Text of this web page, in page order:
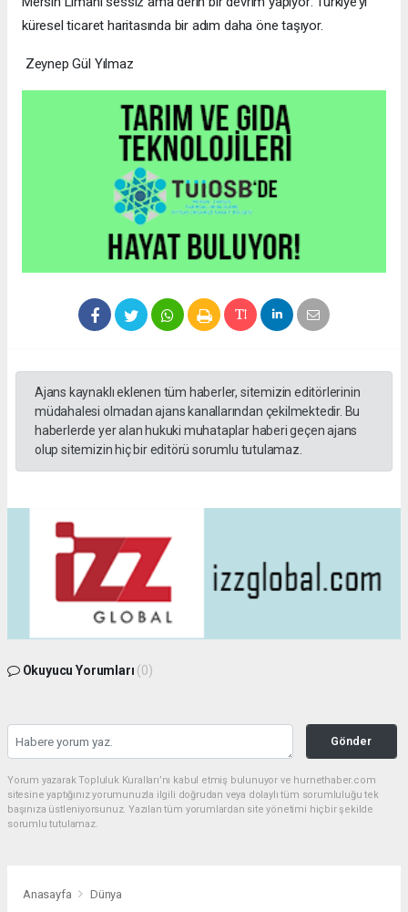
küresel ticaret haritasında bir adım daha öne taşıyor.
Zeynep Gül Yılmaz
Ajans kaynaklı eklenen tüm haberler, sitemizin editörlerinin
müdahalesi olmadan ajans kanallarından çekilmektedir. Bu
haberlerde yer alan hukuki muhataplar haberi geçen ajans
olup sitemizin hiç bir editörü sorumlu tutulamaz.
Okuyucu Yorumları (0)
Gönder
Yorum yazarak Topluluk Kuralları’nı kabul etmiş bulunuyor ve hurnethaber.com
sitesine yaptığınız yorumunuzla ilgili doğrudan veya dolaylı tüm sorumluluğu tek
başınıza üstleniyorsunuz. Yazılan tüm yorumlardan site yönetimi hiçbir şekilde
sorumlu tutulamaz.
Anasayfa Dünya